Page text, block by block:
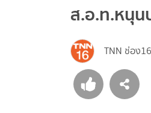
ส.อ.ท.หนุ
TNN ช่อง16